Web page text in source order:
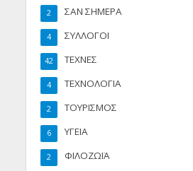
ΣΑΝ ΣΗΜΕΡΑ
2
ΣΥΛΛΟΓΟΙ
4
ΤΕΧΝΕΣ
42
ΤΕΧΝΟΛΟΓΙΑ
4
ΤΟΥΡΙΣΜΟΣ
2
ΥΓΕΙΑ
6
ΦΙΛΟΖΩΪΑ
2